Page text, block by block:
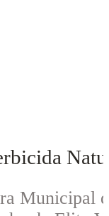
Municipal